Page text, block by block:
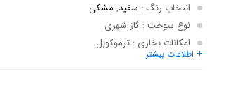
انتخاب رنگ: سفید, مشکی
نوع سوخت: گاز شهری
امکانات بخاری: ترموکوبل
حالت تنظیم شعله
+ اطلاعات بیشتر